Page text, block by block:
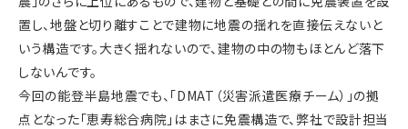
置し、地盤と切り離すことで建物に地震の揺れを直接伝えないと
いう構造です。大きく揺れないので、建物の中の物もほとんど落下
しないんです。
今回の能登半島地震でも、「DMAT（災害派遣医療チーム）」の拠
点となった「恵寿総合病院」はまさに免震構造で、弊社で設計担当